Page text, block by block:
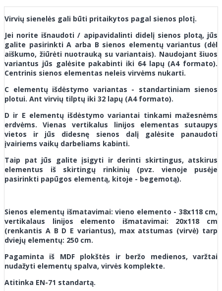
Virvių sienelės gali būti pritaikytos pagal sienos plotį.
Jei norite išnaudoti / apipavidalinti didelį sienos plotą, jūs
galite pasirinkti A arba B sienos elementų variantus (dėl
aiškumo, žiūrėti nuotrauką su variantais). Naudojant šiuos
variantus jūs galėsite pakabinti iki 64 lapų (A4 formato).
Centrinis sienos elementas neleis virvėms nukarti.
C elementų išdėstymo variantas - standartiniam sienos
plotui. Ant virvių tilptų iki 32 lapų (A4 formato).
D ir E elementų išdėstymo variantai tinkami mažesnėms
erdvėms. Vienas vertikalus linijos elementas sutaupys
vietos ir jūs didesnę sienos dalį galėsite panaudoti
įvairiems vaikų darbeliams kabinti.
Taip pat jūs galite įsigyti ir derinti skirtingus, atskirus
elementus iš skirtingų rinkinių (pvz. vienoje pusėje
pasirinkti papūgos elementą, kitoje - begemotą).
Sienos elementų išmatavimai: vieno elemento - 38x118 cm,
vertikalaus linijos elemento išmatavimai: 20x118 cm
(renkantis A B D E variantus), max atstumas (virvė) tarp
dviejų elementų: 250 cm.
Pagaminta iš MDF plokštės ir beržo medienos, varžtai
nudažyti elementų spalva, virvės komplekte.
Atitinka EN-71 standartą.